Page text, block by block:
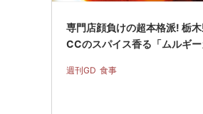
専門店顔負けの超本格派! 栃
CCのスパイス香る「ムルギー
週刊GD 食事